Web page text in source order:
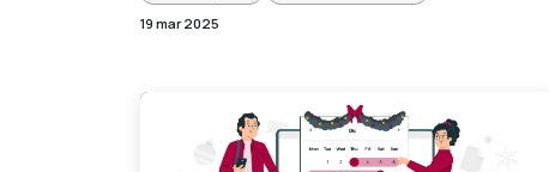
19 mar 2025